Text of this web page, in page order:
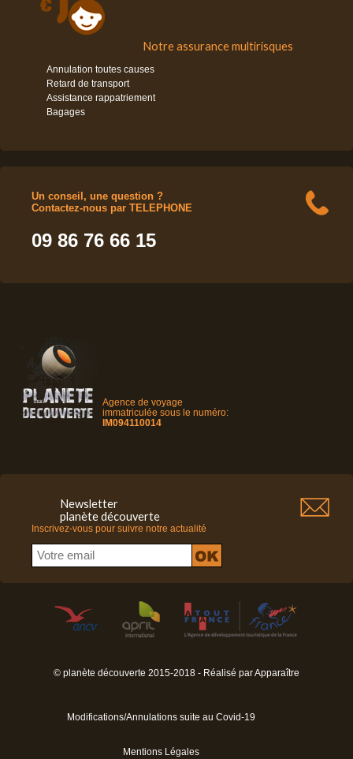
Notre assurance multirisques
Annulation toutes causes
Retard de transport
Assistance rappatriement
Bagages
Un conseil, une question ?
Contactez-nous par TELEPHONE
09 86 76 66 15
Agence de voyage
immatriculée sous le numéro:
IM094110014
Newsletter
planète découverte
Inscrivez-vous pour suivre notre actualité
© planète découverte 2015-2018 - Réalisé parApparaître
Modifications/Annulations suite au Covid-19
Mentions Légales